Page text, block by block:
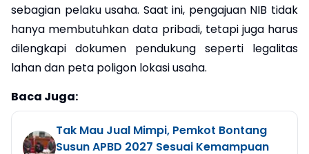
sebagian pelaku usaha. Saat ini, pengajuan NIB tidak
hanya membutuhkan data pribadi, tetapi juga harus
dilengkapi dokumen pendukung seperti legalitas
lahan dan peta poligon lokasi usaha.
Baca Juga:
Tak Mau Jual Mimpi, Pemkot Bontang
Susun APBD 2027 Sesuai Kemampuan